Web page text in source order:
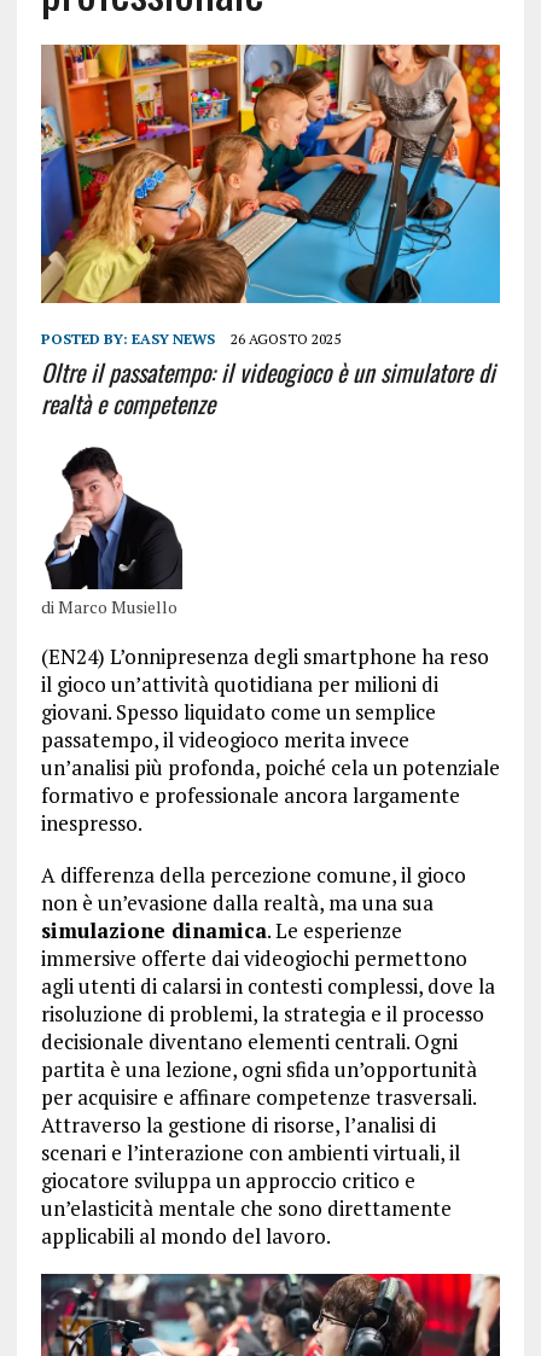
POSTED BY: EASY NEWS 26 AGOSTO 2025
Oltre il passatempo: il videogioco è un simulatore di
realtà e competenze
di Marco Musiello
(EN24) L’onnipresenza degli smartphone ha reso
il gioco un’attività quotidiana per milioni di
giovani. Spesso liquidato come un semplice
passatempo, il videogioco merita invece
un’analisi più profonda, poiché cela un potenziale
formativo e professionale ancora largamente
inespresso.
A differenza della percezione comune, il gioco
non è un’evasione dalla realtà, ma una sua
simulazione dinamica. Le esperienze
immersive offerte dai videogiochi permettono
agli utenti di calarsi in contesti complessi, dove la
risoluzione di problemi, la strategia e il processo
decisionale diventano elementi centrali. Ogni
partita è una lezione, ogni sfida un’opportunità
per acquisire e affinare competenze trasversali.
Attraverso la gestione di risorse, l’analisi di
scenari e l’interazione con ambienti virtuali, il
giocatore sviluppa un approccio critico e
un’elasticità mentale che sono direttamente
applicabili al mondo del lavoro.